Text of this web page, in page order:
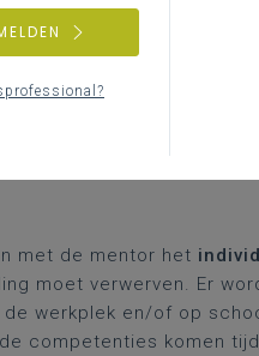
opleidingsplan
met de mentor het
moet verwerven. Er
werkplek en/of op
competenties komen